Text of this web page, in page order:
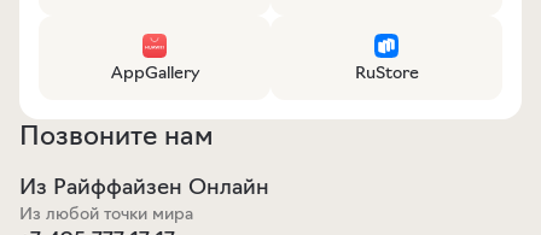
AppGallery RuStore
Позвоните нам
Из Райффайзен Онлайн
Из любой точки мира